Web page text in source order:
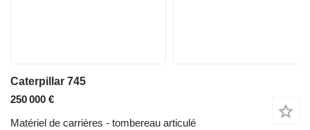
Caterpillar 745
250 000 €
Matériel de carrières - tombereau articulé